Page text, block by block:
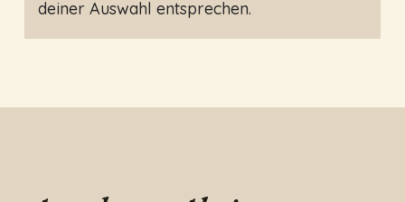
deiner Auswahl entsprechen.